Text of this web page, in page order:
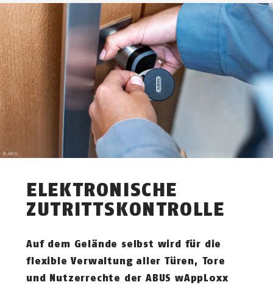
ELEKTRONISCHE
ZUTRITTSKONTROLLE
Auf dem Gelände selbst wird für die
flexible Verwaltung aller Türen, Tore
und Nutzerrechte der ABUS wAppLoxx